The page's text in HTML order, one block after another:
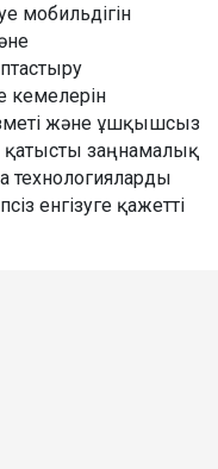
мобильдігін
кемелерін
және ұшқышсыз
қатысты заңнамалық
технологияларды
енгізуге қажетті